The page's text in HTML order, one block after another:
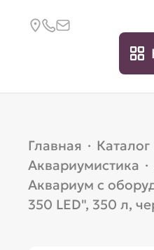
Главная · Каталог
Аквариумистика ·
Аквариум с
350 LED", 350 л,